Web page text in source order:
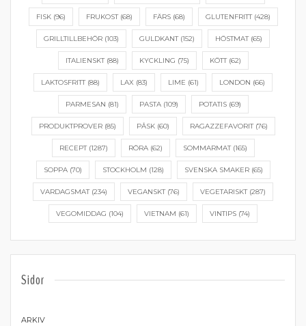
FISK(96) FRUKOST(68) FÄRS(68) GLUTENFRITT(428)
GRILLTILLBEHÖR (103) GULDKANT(152) HÖSTMAT(65)
ITALIENSKT(88) KYCKLING (75) KÖTT(62)
LAKTOSFRITT(88) LAX (83) LIME (61) LONDON (66)
PARMESAN (81) PASTA(109) POTATIS(69)
PRODUKTPROVER(85) PÅSK(60) RAGAZZEFAVORIT(76)
RECEPT(1287) RÖRA(62) SOMMARMAT(165)
SOPPA(70) STOCKHOLM (128) SVENSKA SMAKER(65)
VARDAGSMAT(234) VEGANSKT(76) VEGETARISKT(287)
VEGOMIDDAG (104) VIETNAM (61) VINTIPS (74)
Sidor
ARKIV